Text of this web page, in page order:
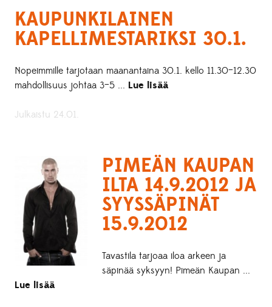
KAUPUNKILAINEN
KAPELLIMESTARIKSI 30.1.
Nopeimmille tarjotaan maanantaina 30.1. kello 11.30–12.30
mahdollisuus johtaa 3–5 ... Lue lisää
Julkaistu 24.01.
PIMEÄN KAUPAN
ILTA 14.9.2012 JA
SYYSSÄPINÄT
15.9.2012
Tavastila tarjoaa iloa arkeen ja
säpinää syksyyn! Pimeän Kaupan ...
Lue lisää